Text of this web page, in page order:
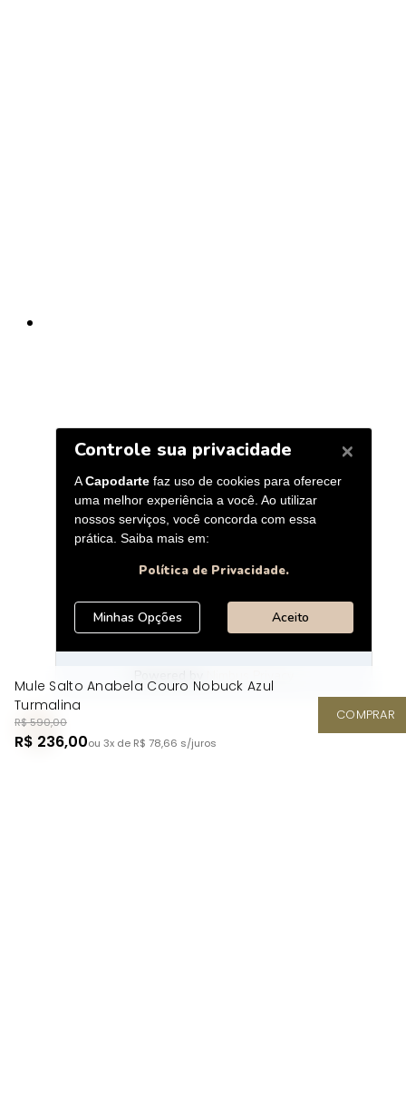
Mule Salto Anabela Couro Nobuck Azul
Turmalina
R$ 590,00
R$ 236,00ou 3x de R$ 78,66 s/juros
COMPRAR